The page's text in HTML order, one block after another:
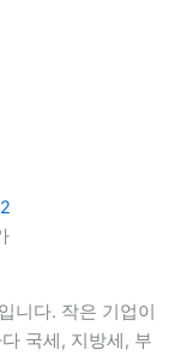
니다. 작은 기업이
국세, 지방세, 부